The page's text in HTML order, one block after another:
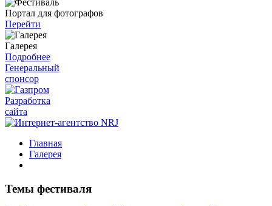
Портал для фотографов
Перейти
Галерея
Подробнее
Генеральный
спонсор
Разработка
сайта
Главная
Галерея
Темы фестиваля